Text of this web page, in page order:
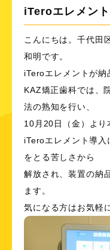
iTeroエレメント
こんにちは。千代田
和明です。
iTeroエレメントが納
KAZ矯正歯科では、
法の熟知を行い、
10月20日（金）より
iTeroエレメント導入
をとる苦しさから
解放され、装置の納
ます。
気になる方はお気軽